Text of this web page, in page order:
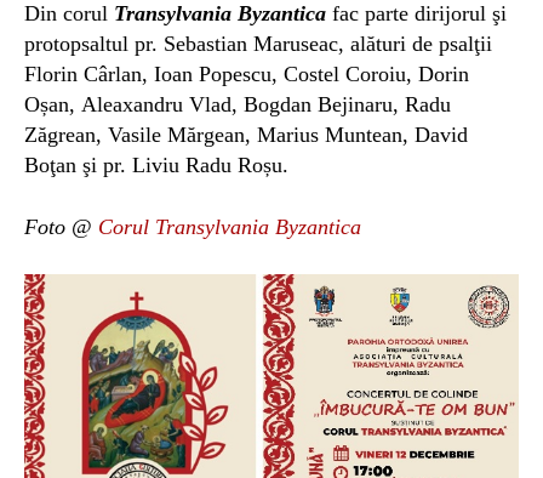
Din corul Transylvania Byzantica fac parte dirijorul şi
protopsaltul pr. Sebastian Maruseac, alături de psalţii
Florin Cârlan, Ioan Popescu, Costel Coroiu, Dorin
Oșan, Aleaxandru Vlad, Bogdan Bejinaru, Radu
Zăgrean, Vasile Mărgean, Marius Muntean, David
Boţan şi pr. Liviu Radu Roșu.
Foto @ Corul Transylvania Byzantica